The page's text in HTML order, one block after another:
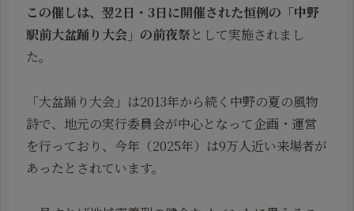
この催しは、翌2日・3日に開催された恒例の「中野
駅前大盆踊り大会」の前夜祭として実施されまし
た。
「大盆踊り大会」は2013年から続く中野の夏の風物
詩で、地元の実行委員会が中心となって企画・運営
を行っており、今年（2025年）は9万人近い来場者が
あったとされています。